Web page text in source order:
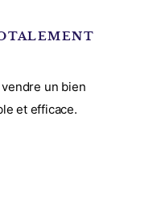
vendre un bien
et efficace.